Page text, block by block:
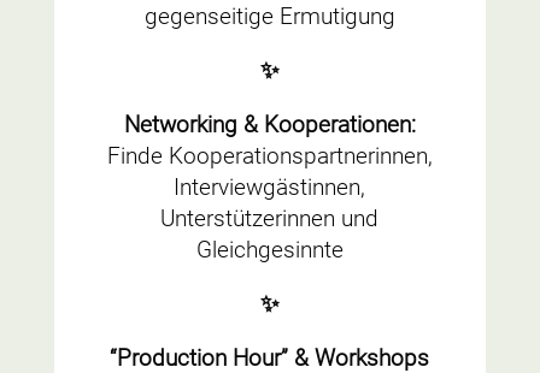
gegenseitige Ermutigung
✨
Networking & Kooperationen:
Finde Kooperationspartnerinnen,
Interviewgästinnen,
Unterstützerinnen und
Gleichgesinnte
✨
“Production Hour” & Workshops